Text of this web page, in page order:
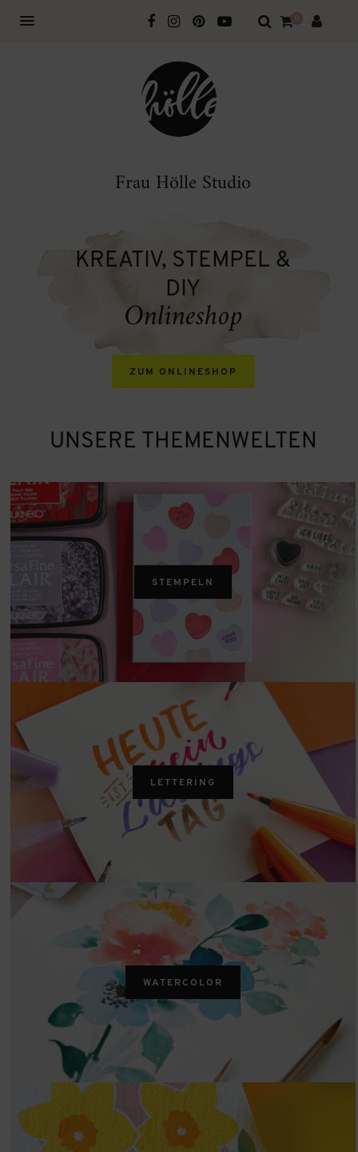
0
Frau Hölle Studio
KREATIV, STEMPEL &
DIY
Onlineshop
ZUM ONLINESHOP
UNSERE THEMENWELTEN
STEMPELN
LETTERING
WATERCOLOR